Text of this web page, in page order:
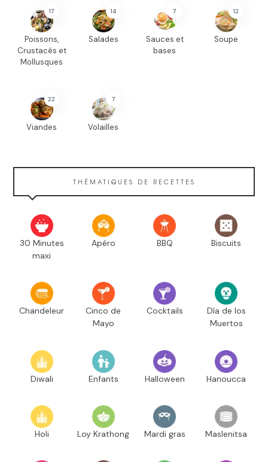
17
Poissons,
Crustacés et
Mollusques
14
Salades
7
Sauces et
bases
12
Soupe
22
Viandes
7
Volailles
THÉMATIQUES DE RECETTES
30 Minutes
maxi
Apéro BBQ Biscuits
Chandeleur
Cinco de
Mayo
Cocktails
Día de los
Muertos
Diwali Enfants Halloween Hanoucca
Holi Loy Krathong Mardi gras Maslenitsa